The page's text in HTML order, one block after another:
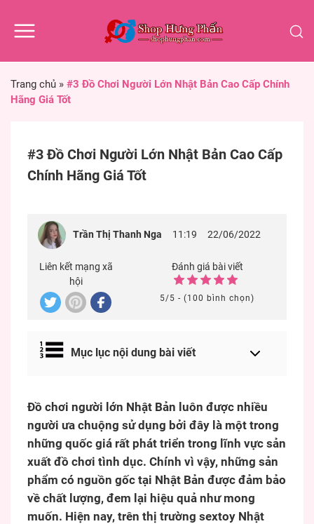
Trang chủ » #3 Đồ Chơi Người Lớn Nhật Bản Cao Cấp Chính
Hãng Giá Tốt
#3 Đồ Chơi Người Lớn Nhật Bản Cao Cấp
Chính Hãng Giá Tốt
Trần Thị Thanh Nga 11:19 22/06/2022
Liên kết mạng xã
hội
Đánh giá bài viết
5/5 - (100 bình chọn)
Mục lục nội dung bài viết
Đồ chơi người lớn Nhật Bản luôn được nhiều
người ưa chuộng sử dụng bởi đây là một trong
những quốc giá rất phát triển trong lĩnh vực sản
xuất đồ chơi tình dục. Chính vì vậy, những sản
phẩm có nguồn gốc tại Nhật Bản được đảm bảo
về chất lượng, đem lại hiệu quả như mong
muốn. Hiện nay, trên thị trường sextoy Nhật